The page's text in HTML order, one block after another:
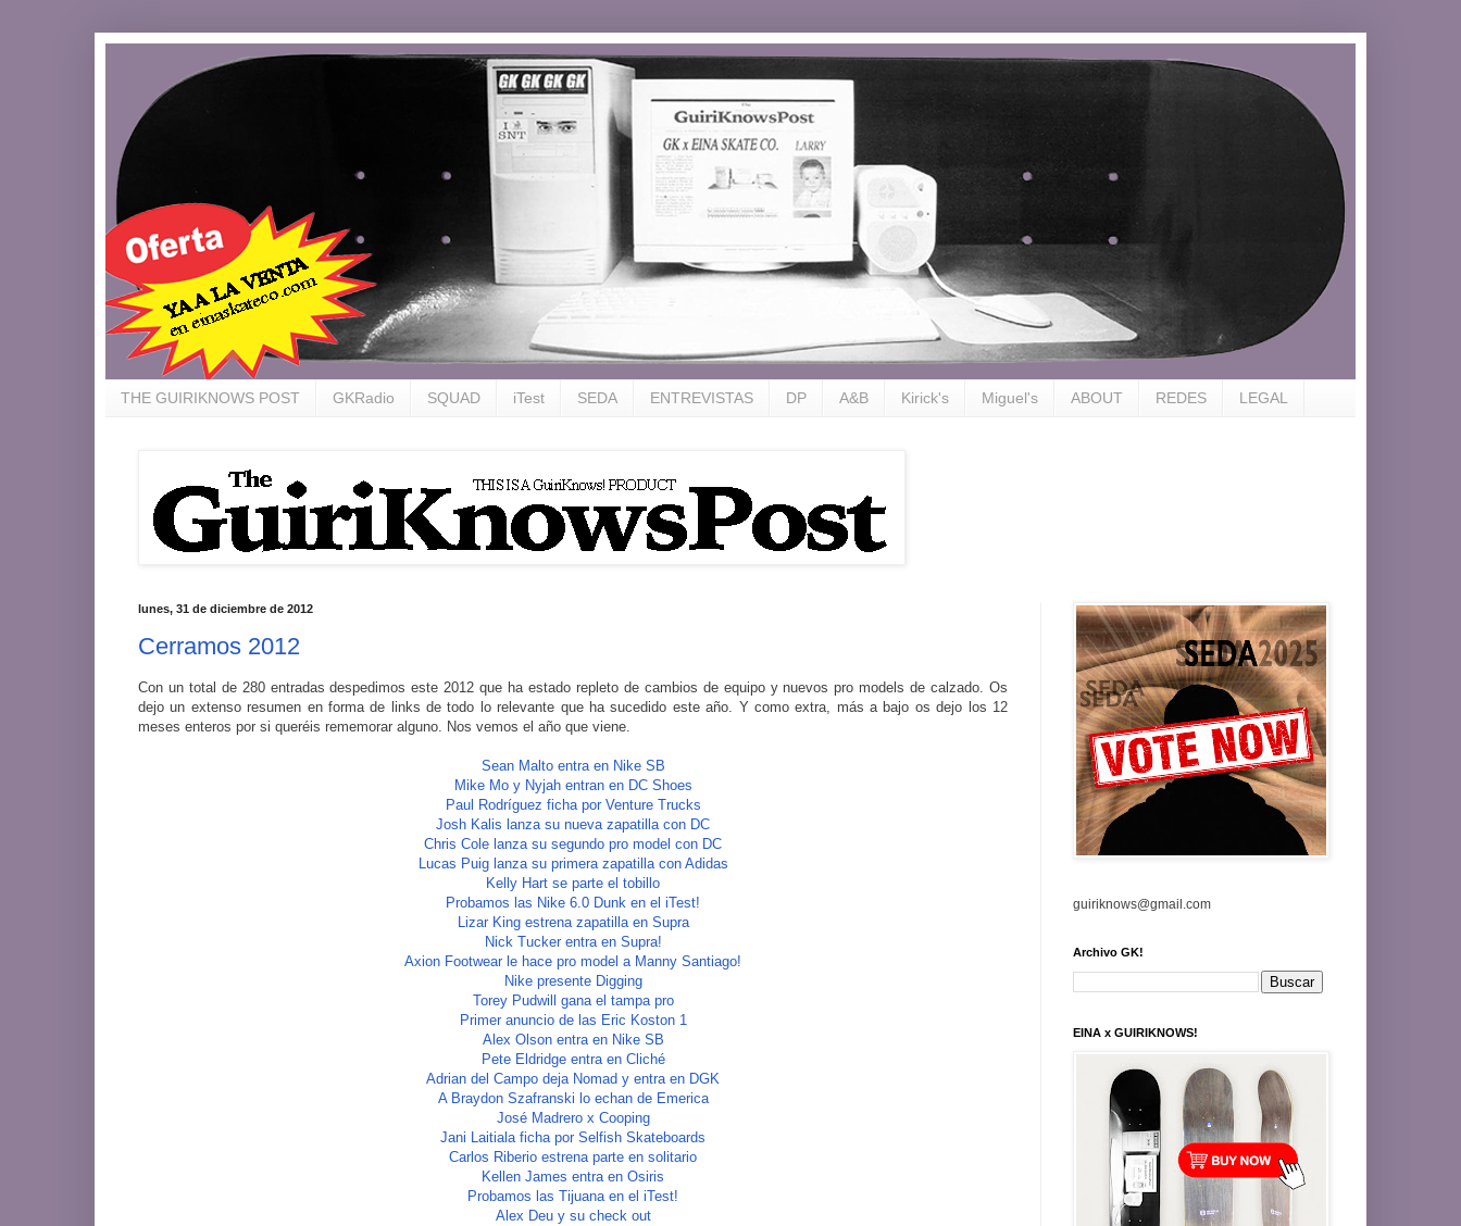
THE GUIRIKNOWS POST GKRadio SQUAD iTest SEDA ENTREVISTAS DP A&B Kirick's Miguel's ABOUT REDES LEGAL
lunes, 31 de diciembre de 2012
Cerramos 2012
Con un total de 280 entradas despedimos este 2012 que ha estado repleto de cambios de equipo y nuevos pro models de calzado. Os
dejo un extenso resumen en forma de links de todo lo relevante que ha sucedido este año. Y como extra, más a bajo os dejo los 12
meses enteros por si queréis rememorar alguno. Nos vemos el año que viene.
Sean Malto entra en Nike SB
Mike Mo y Nyjah entran en DC Shoes
Paul Rodríguez ficha por Venture Trucks
Josh Kalis lanza su nueva zapatilla con DC
Chris Cole lanza su segundo pro model con DC
Lucas Puig lanza su primera zapatilla con Adidas
Kelly Hart se parte el tobillo
Probamos las Nike 6.0 Dunk en el iTest!
Lizar King estrena zapatilla en Supra
Nick Tucker entra en Supra!
Axion Footwear le hace pro model a Manny Santiago!
Nike presente Digging
Torey Pudwill gana el tampa pro
Primer anuncio de las Eric Koston 1
Alex Olson entra en Nike SB
Pete Eldridge entra en Cliché
Adrian del Campo deja Nomad y entra en DGK
A Braydon Szafranski lo echan de Emerica
José Madrero x Cooping
Jani Laitiala ficha por Selfish Skateboards
Carlos Riberio estrena parte en solitario
Kellen James entra en Osiris
Probamos las Tijuana en el iTest!
Alex Deu y su check out
guiriknows@gmail.com
Archivo GK!
EINA x GUIRIKNOWS!